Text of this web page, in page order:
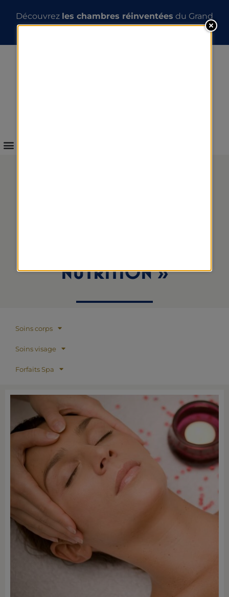
Nouveautés 2026 :les Évasions 4 jours
NUTRITION »
Soins corps
Soins visage
Forfaits Spa